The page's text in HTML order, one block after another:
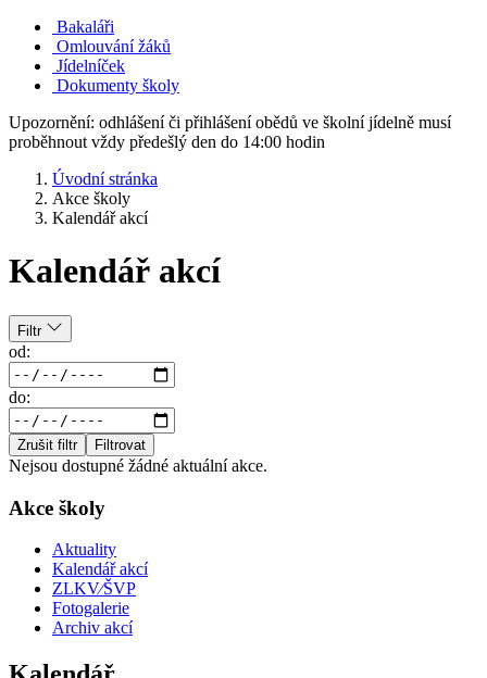
Bakaláři
Omlouvání žáků
Jídelníček
Dokumenty školy
Upozornění: odhlášení či přihlášení obědů ve školní jídelně musí
proběhnout vždy předešlý den do 14:00 hodin
Úvodní stránka
Akce školy
Kalendář akcí
Kalendář akcí
Filtr
od:
do:
Zrušit filtr Filtrovat
Nejsou dostupné žádné aktuální akce.
Akce školy
Aktuality
Kalendář akcí
ZLKV⁄ŠVP
Fotogalerie
Archiv akcí